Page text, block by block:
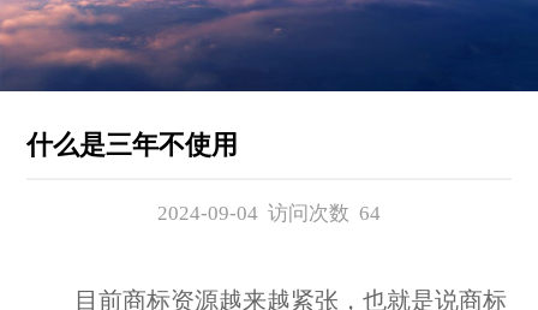
什么是三年不使用
2024-09-04 访问次数 64
目前商标资源越来越紧张，也就是说商标